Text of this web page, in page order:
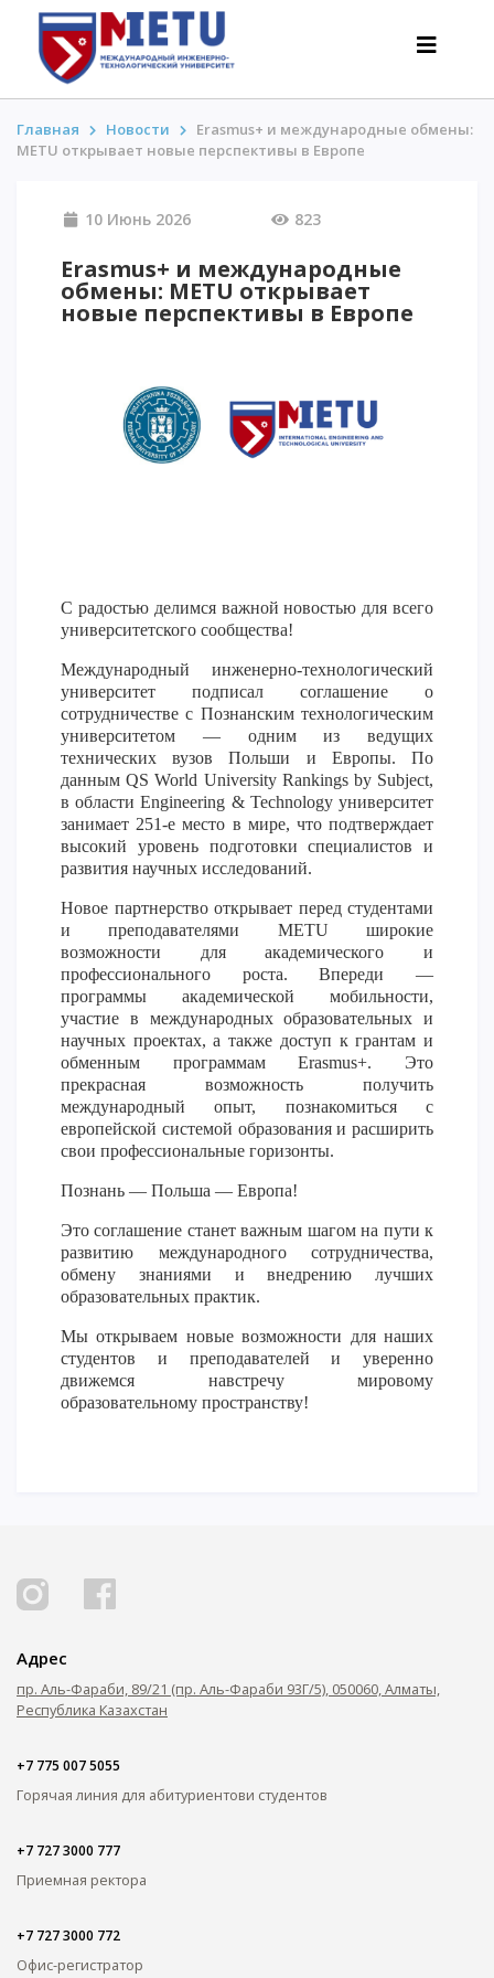
Сценарии поступления-2026
Все о поступлении
Гранты
АнтиОлимпиада
Меньше 50 баллов/Без ЕНТ
Кампус-тур
METU Courses
ОБРАЗОВАТЕЛЬНЫЕ ПРОГРАММЫ
Колледж
Бакалавриат
Магистратура
Второе высшее
Очное с применением дистанционных технологий
ОПЛАТИТЬ ОБУЧЕНИЕ
Главная Новости
Erasmus+ и международные обмены:
METU открывает новые перспективы в Европе
10 Июнь 2026 823
Erasmus+ и международные
обмены: METU открывает
новые перспективы в Европе
С радостью делимся важной новостью для всего
университетского сообщества!
Международный инженерно-технологический
университет подписал соглашение о
сотрудничестве с Познанским технологическим
университетом — одним из ведущих
технических вузов Польши и Европы. По
данным QS World University Rankings by Subject,
в области Engineering & Technology университет
занимает 251-е место в мире, что подтверждает
высокий уровень подготовки специалистов и
развития научных исследований.
Новое партнерство открывает перед студентами
и преподавателями METU широкие
возможности для академического и
профессионального роста. Впереди —
программы академической мобильности,
участие в международных образовательных и
научных проектах, а также доступ к грантам и
обменным программам Erasmus+. Это
прекрасная возможность получить
международный опыт, познакомиться с
европейской системой образования и расширить
свои профессиональные горизонты.
Познань — Польша — Европа!
Это соглашение станет важным шагом на пути к
развитию международного сотрудничества,
обмену знаниями и внедрению лучших
образовательных практик.
Мы открываем новые возможности для наших
студентов и преподавателей и уверенно
движемся навстречу мировому
образовательному пространству!
Адрес
пр. Аль-Фараби, 89/21 (пр. Аль-Фараби 93Г/5), 050060, Алматы,
Республика Казахстан
+7 775 007 5055
Горячая линия для абитуриентови студентов
+7 727 3000 777
Приемная ректора
+7 727 3000 772
Офис-регистратор